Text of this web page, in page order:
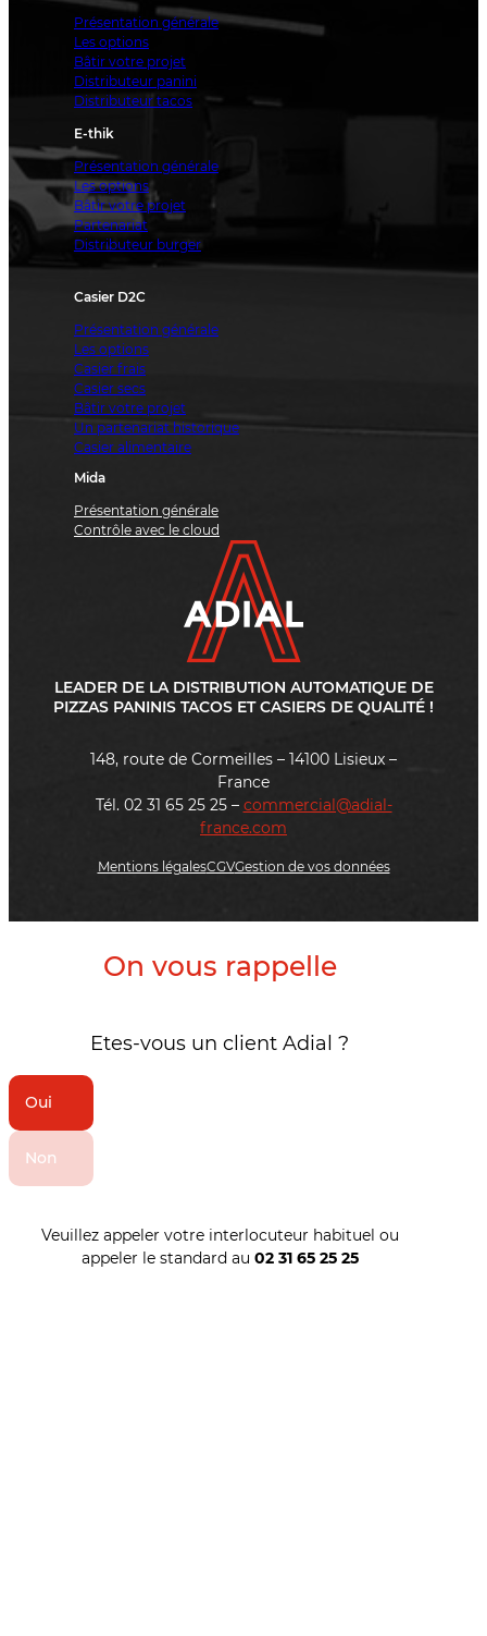
Présentation générale
Les options
Bâtir votre projet
Distributeur panini
Distributeur tacos
E-thik
Présentation générale
Les options
Bâtir votre projet
Partenariat
Distributeur burger
Casier D2C
Présentation générale
Les options
Casier frais
Casier secs
Bâtir votre projet
Un partenariat historique
Casier alimentaire
Mida
Présentation générale
Contrôle avec le cloud
LEADER DE LA DISTRIBUTION AUTOMATIQUE DE
PIZZAS PANINIS TACOS ET CASIERS DE QUALITÉ !
148, route de Cormeilles – 14100 Lisieux –
France
Tél. 02 31 65 25 25 – commercial@adial-
france.com
Mentions légalesCGVGestion de vos données
On vous rappelle
Etes-vous un client Adial ?
Oui
Non
Veuillez appeler votre interlocuteur habituel ou
appeler le standard au 02 31 65 25 25